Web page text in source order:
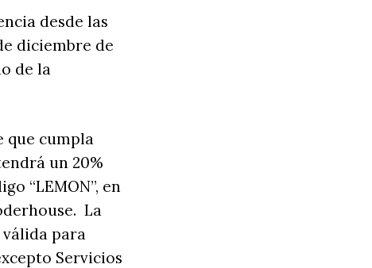
desde las
diciembre de
de la
que cumpla
un 20%
“LEMON”, en
La
válida para
Servicios